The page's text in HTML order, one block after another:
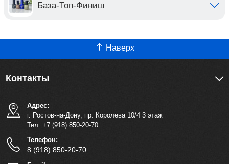
База-Топ-Финиш
Наверх
Контакты
Адрес:
г. Ростов-на-Дону, пр. Королева 10/4 3 этаж
Тел. +7 (918) 850-20-70
Телефон:
8 (918) 850-20-70